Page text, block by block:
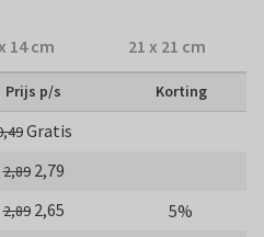
14 cm 21 x 21 cm
Prijs p/s Korting
Gratis
2,89 2,79
2,89 2,65
5%